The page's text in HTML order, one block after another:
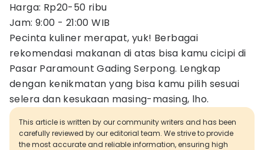
Harga: Rp20-50 ribu
Jam: 9:00 - 21:00 WIB
Pecinta kuliner merapat, yuk! Berbagai
rekomendasi makanan di atas bisa kamu cicipi di
Pasar Paramount Gading Serpong. Lengkap
dengan kenikmatan yang bisa kamu pilih sesuai
selera dan kesukaan masing-masing, lho.
This article is written by our community writers and has been
carefully reviewed by our editorial team. We strive to provide
the most accurate and reliable information, ensuring high